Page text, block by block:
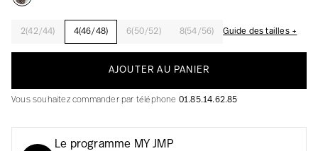
La création avec audace et passion
2(42/44) 4(46/48) 6(50/52) 8(54/56) Guide des tailles +
AJOUTER AU PANIER
Vous souhaitez commander par téléphone 01.85.14.62.85
Le programme MY JMP